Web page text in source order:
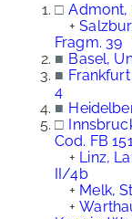
□ Admont,
+
Fragm. 39
■ Basel,
■
4
■
□
Cod. FB
+ Linz,
II/4b
+ Melk,
+